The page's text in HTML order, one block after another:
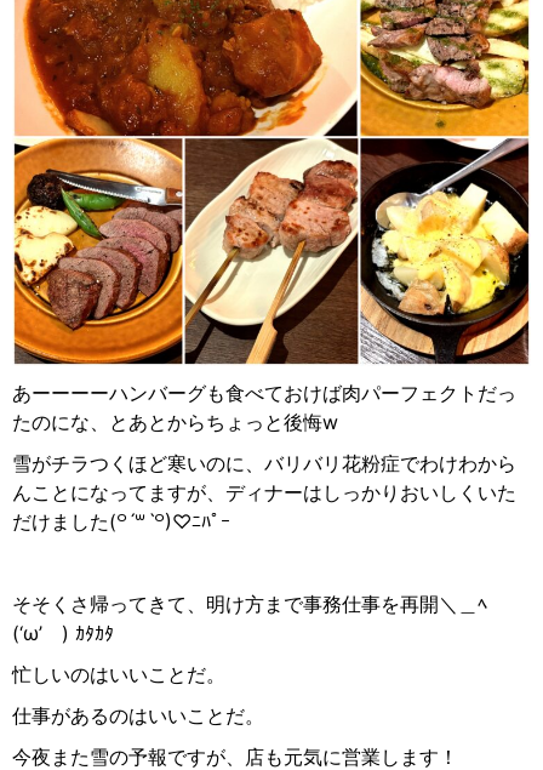
あーーーーハンバーグも食べておけば肉パーフェクトだっ
たのにな、とあとからちょっと後悔w
雪がチラつくほど寒いのに、バリバリ花粉症でわけわから
んことになってますが、ディナーはしっかりおいしくいた
だけました(꒪ ˊ꒳ ˋ꒪)♡ﾆﾊﾟｰ
そそくさ帰ってきて、明け方まで事務仕事を再開＼＿ﾍ
(‘ω’
) ｶﾀｶﾀ
忙しいのはいいことだ。
仕事があるのはいいことだ。
今夜また雪の予報ですが、店も元気に営業します！